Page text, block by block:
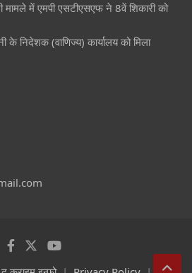
में एमपी एसटीएसएफ ने 8वें शिकारी को
के निदेशक (वाणिज्य) कार्यालय को मिला